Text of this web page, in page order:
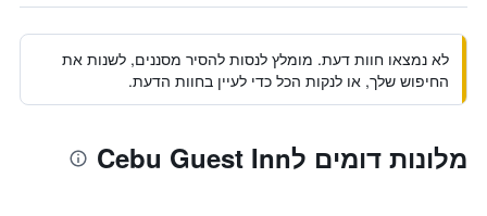
לא נמצאו חוות דעת. מומלץ לנסות להסיר מסננים, לשנות את
החיפוש שלך, או לנקות הכל כדי לעיין בחוות הדעת.
מלונות דומים לCebu Guest Inn